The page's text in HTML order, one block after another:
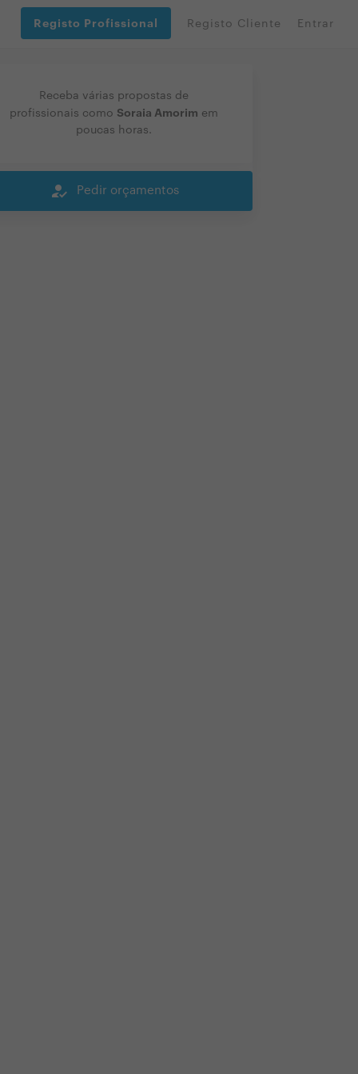
Registo Profissional Registo Cliente Entrar
Receba várias propostas de
profissionais como Soraia Amorim em
poucas horas.
how_to_reg Pedir orçamentos